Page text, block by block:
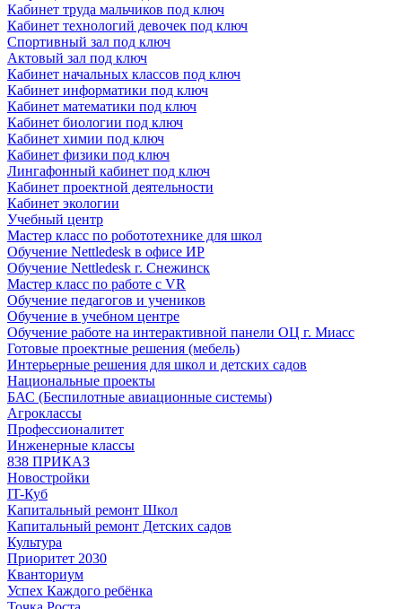
Кабинет труда мальчиков под ключ
Кабинет технологий девочек под ключ
Спортивный зал под ключ
Актовый зал под ключ
Кабинет начальных классов под ключ
Кабинет информатики под ключ
Кабинет математики под ключ
Кабинет биологии под ключ
Кабинет химии под ключ
Кабинет физики под ключ
Лингафонный кабинет под ключ
Кабинет проектной деятельности
Кабинет экологии
Учебный центр
Мастер класс по робототехнике для школ
Обучение Nettledesk в офисе ИР
Обучение Nettledesk г. Снежинск
Мастер класс по работе с VR
Обучение педагогов и учеников
Обучение в учебном центре
Обучение работе на интерактивной панели ОЦ г. Миасс
Готовые проектные решения (мебель)
Интерьерные решения для школ и детских садов
Национальные проекты
БАС (Беспилотные авиационные системы)
Агроклассы
Профессионалитет
Инженерные классы
838 ПРИКАЗ
Новостройки
IT-Куб
Капитальный ремонт Школ
Капитальный ремонт Детских садов
Культура
Приоритет 2030
Кванториум
Успех Каждого ребёнка